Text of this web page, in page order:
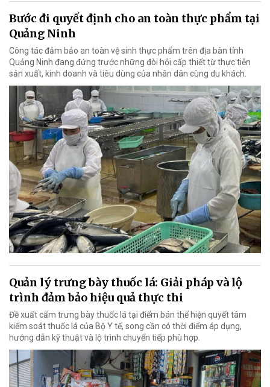
Bước đi quyết định cho an toàn thực phẩm tại
Quảng Ninh
Công tác đảm bảo an toàn vệ sinh thực phẩm trên địa bàn tỉnh
Quảng Ninh đang đứng trước những đòi hỏi cấp thiết từ thực tiễn
sản xuất, kinh doanh và tiêu dùng của nhân dân cùng du khách.
Quản lý trưng bày thuốc lá: Giải pháp và lộ
trình đảm bảo hiệu quả thực thi
Đề xuất cấm trưng bày thuốc lá tại điểm bán thể hiện quyết tâm
kiểm soát thuốc lá của Bộ Y tế, song cần có thời điểm áp dụng,
hướng dẫn kỹ thuật và lộ trình chuyển tiếp phù hợp.